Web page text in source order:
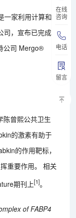
在线
咨询
电话
留言
一家利用计算和
司，宣布已完成
公司 Mergo®
陈曾熙公共卫生
的激素有助于
的作用靶标，
重要作用。 相关
期刊上[1]。
of FABP4